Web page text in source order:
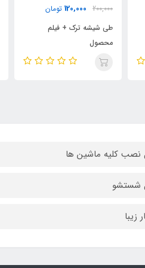
250,000
140,000 تومان
خوشبو کننده خودرو ایفل مدل
آویزی 10 میل
نصب کلیه ماشین ها
شستشو
زیبا